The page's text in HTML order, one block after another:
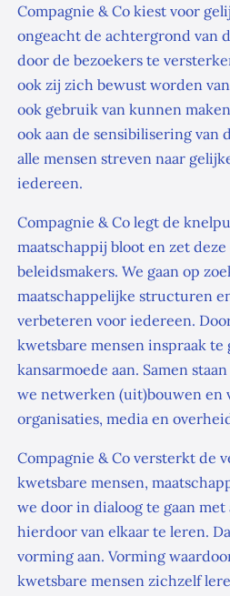
Compagnie & Co kiest voor
ongeacht de achtergrond van
door de bezoekers te
ook zij zich bewust worden
ook gebruik van kunnen
ook aan de sensibilisering van
alle mensen streven naar
iedereen.
Compagnie & Co legt de
maatschappij bloot en zet deze
beleidsmakers. We gaan op
maatschappelijke structuren
verbeteren voor iedereen.
kwetsbare mensen inspraak te
kansarmoede aan. Samen
we netwerken (uit)bouwen en
organisaties, media en
Compagnie & Co versterkt de
kwetsbare mensen,
we door in dialoog te gaan
hierdoor van elkaar te leren.
vorming aan. Vorming
kwetsbare mensen zichzelf